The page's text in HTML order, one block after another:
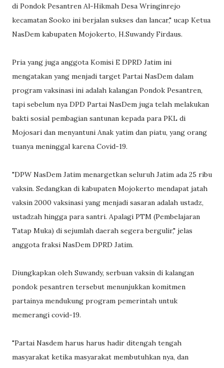
di Pondok Pesantren Al-Hikmah Desa Wringinrejo
kecamatan Sooko ini berjalan sukses dan lancar," ucap Ketua
NasDem kabupaten Mojokerto, H.Suwandy Firdaus.
Pria yang juga anggota Komisi E DPRD Jatim ini
mengatakan yang menjadi target Partai NasDem dalam
program vaksinasi ini adalah kalangan Pondok Pesantren,
tapi sebelum nya DPD Partai NasDem juga telah melakukan
bakti sosial pembagian santunan kepada para PKL di
Mojosari dan menyantuni Anak yatim dan piatu, yang orang
tuanya meninggal karena Covid-19.
"DPW NasDem Jatim menargetkan seluruh Jatim ada 25 ribu
vaksin. Sedangkan di kabupaten Mojokerto mendapat jatah
vaksin 2000 vaksinasi yang menjadi sasaran adalah ustadz,
ustadzah hingga para santri. Apalagi PTM (Pembelajaran
Tatap Muka) di sejumlah daerah segera bergulir," jelas
anggota fraksi NasDem DPRD Jatim.
Diungkapkan oleh Suwandy, serbuan vaksin di kalangan
pondok pesantren tersebut menunjukkan komitmen
partainya mendukung program pemerintah untuk
memerangi covid-19.
"Partai Nasdem harus harus hadir ditengah tengah
masyarakat ketika masyarakat membutuhkan nya, dan